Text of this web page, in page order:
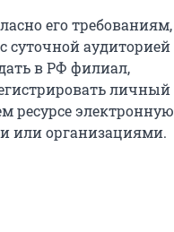
его требованиям,
аудиторией
в РФ филиал,
личный
ресурсе электронную
или организациями.